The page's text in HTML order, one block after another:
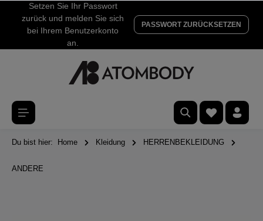
Setzen Sie Ihr Passwort
zurück und melden Sie sich
bei Ihrem Benutzerkonto
an.
PASSWORT ZURÜCKSETZEN
Du bist hier: Home Kleidung HERRENBEKLEIDUNG
ANDERE